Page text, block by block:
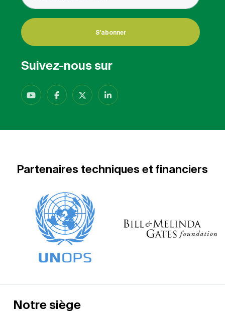
S'abonner
Suivez-nous sur
Partenaires techniques et financiers
Notre siège